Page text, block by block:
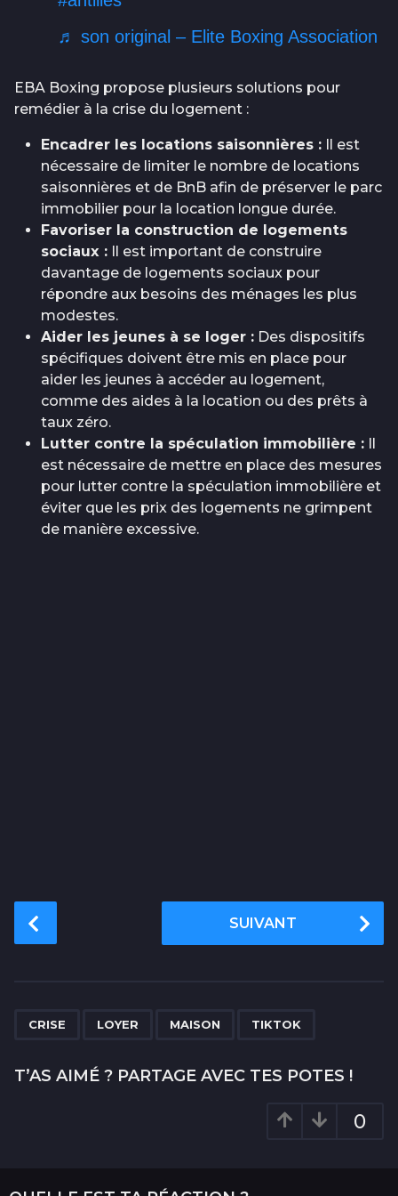
♬ son original – Elite Boxing Association
EBA Boxing propose plusieurs solutions pour
remédier à la crise du logement :
Encadrer les locations saisonnières : Il est
nécessaire de limiter le nombre de locations
saisonnières et de BnB afin de préserver le parc
immobilier pour la location longue durée.
Favoriser la construction de logements
sociaux : Il est important de construire
davantage de logements sociaux pour
répondre aux besoins des ménages les plus
modestes.
Aider les jeunes à se loger : Des dispositifs
spécifiques doivent être mis en place pour
aider les jeunes à accéder au logement,
comme des aides à la location ou des prêts à
taux zéro.
Lutter contre la spéculation immobilière : Il
est nécessaire de mettre en place des mesures
pour lutter contre la spéculation immobilière et
éviter que les prix des logements ne grimpent
de manière excessive.
o
i
o
SUIVANT
CRISE LOYER MAISON TIKTOK
T’AS AIMÉ ? PARTAGE AVEC TES POTES !
0